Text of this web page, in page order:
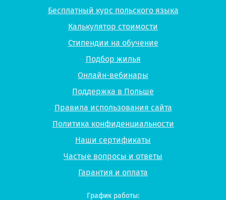
Бесплатный курс польского языка
Калькулятор стоимости
Стипендии на обучение
Подбор жилья
Онлайн-вебинары
Поддержка в Польше
Правила использования сайта
Политика конфиденциальности
Наши сертификаты
Частые вопросы и ответы
Гарантия и оплата
График работы: